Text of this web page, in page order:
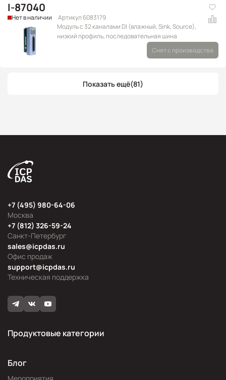
I-87040
Нет в наличии
Артикул 6083179
Модуль с 32 каналами DI (влажный, Sink, Source),
низкий профиль, последовательная шина
Снят с производства
Показать ещё(81)
Москва
+7 (495) 980-64-06
Офис продаж
sales@icpdas.ru
Санкт-Петербург
+7 (812) 326-59-24
Техническая поддержка
support@icpdas.ru
Продуктовые категории
Блог